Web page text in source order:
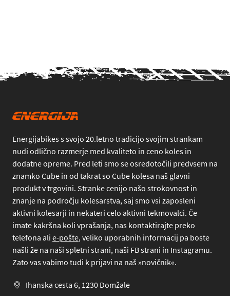
Energijabikes s svojo 20.letno tradicijo svojim strankam
nudi odlično razmerje med kvaliteto in ceno koles in
dodatne opreme. Pred leti smo se osredotočili predvsem na
znamko Cube in od takrat so Cube kolesa naš glavni
produkt v trgovini. Stranke cenijo našo strokovnost in
znanje na področju kolesarstva, saj smo vsi zaposleni
aktivni kolesarji in nekateri celo aktivni tekmovalci. Če
imate kakršna koli vprašanja, nas kontaktirajte preko
telefona ali e-pošte, veliko uporabnih informacij pa boste
našli že na naši spletni strani, naši FB strani in Instagramu.
Zato vas vabimo tudi k prijavi na naš »novičnik«.
Ihanska cesta 6, 1230 Domžale